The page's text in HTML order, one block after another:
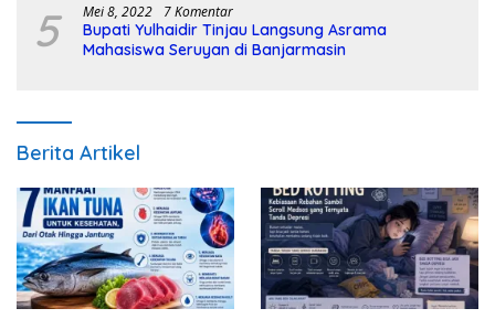
5 Mei 8, 2022 7 Komentar
Bupati Yulhaidir Tinjau Langsung Asrama
Mahasiswa Seruyan di Banjarmasin
Berita Artikel